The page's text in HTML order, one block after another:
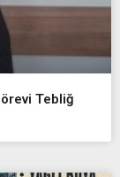
Tebliğ